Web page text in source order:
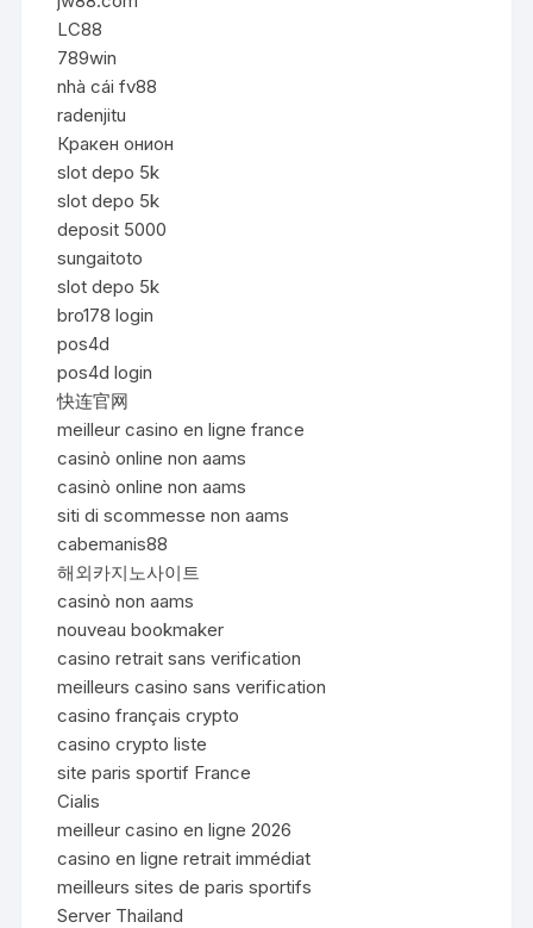
LC88
789win
nhà cái fv88
radenjitu
Кракен онион
slot depo 5k
slot depo 5k
deposit 5000
sungaitoto
slot depo 5k
bro178 login
pos4d
pos4d login
快连官网
meilleur casino en ligne france
casinò online non aams
casinò online non aams
siti di scommesse non aams
cabemanis88
해외카지노사이트
casinò non aams
nouveau bookmaker
casino retrait sans verification
meilleurs casino sans verification
casino français crypto
casino crypto liste
site paris sportif France
Cialis
meilleur casino en ligne 2026
casino en ligne retrait immédiat
meilleurs sites de paris sportifs
Server Thailand